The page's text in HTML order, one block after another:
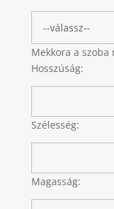
Mekkora a szoba
Hosszúság:
Szélesség:
Magasság: